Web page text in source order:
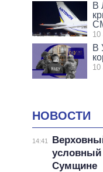
В
10
В
10
НОВОСТИ
14:41
условный
Сумщине